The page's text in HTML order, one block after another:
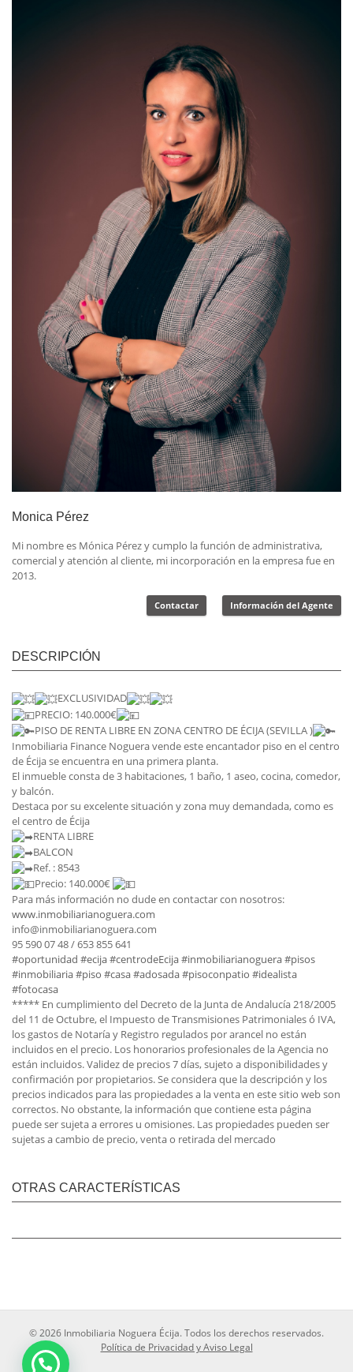
Monica Pérez
Mi nombre es Mónica Pérez y cumplo la función de administrativa,
comercial y atención al cliente, mi incorporación en la empresa fue en
2013.
Información del Agente
Contactar
DESCRIPCIÓN
EXCLUSIVIDAD
PRECIO: 140.000€
PISO DE RENTA LIBRE EN ZONA CENTRO DE ÉCIJA (SEVILLA )
Inmobiliaria Finance Noguera vende este encantador piso en el centro
de Écija se encuentra en una primera planta.
El inmueble consta de 3 habitaciones, 1 baño, 1 aseo, cocina, comedor,
y balcón.
Destaca por su excelente situación y zona muy demandada, como es
el centro de Écija
RENTA LIBRE
BALCON
Ref. : 8543
Precio: 140.000€
Para más información no dude en contactar con nosotros:
www.inmobiliarianoguera.com
info@inmobiliarianoguera.com
95 590 07 48 / 653 855 641
#oportunidad #ecija#centrodeEcija#inmobiliarianoguera#pisos
#inmobiliaria#piso #casa#adosada#pisoconpatio #idealista
#fotocasa
***** En cumplimiento del Decreto de la Junta de Andalucía 218/2005
del 11 de Octubre, el Impuesto de Transmisiones Patrimoniales ó IVA,
los gastos de Notaría y Registro regulados por arancel no están
incluidos en el precio. Los honorarios profesionales de la Agencia no
están incluidos. Validez de precios 7 días, sujeto a disponibilidades y
confirmación por propietarios. Se considera que la descripción y los
precios indicados para las propiedades a la venta en este sitio web son
correctos. No obstante, la información que contiene esta página
puede ser sujeta a errores u omisiones. Las propiedades pueden ser
sujetas a cambio de precio, venta o retirada del mercado
OTRAS CARACTERÍSTICAS
© 2026 Inmobiliaria Noguera Écija. Todos los derechos reservados.
Política de Privacidad y Aviso Legal